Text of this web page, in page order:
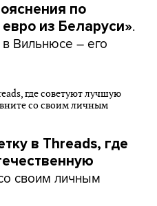
по
из Беларуси».
в Вильнюсе – его
в Threads, где
своим личным